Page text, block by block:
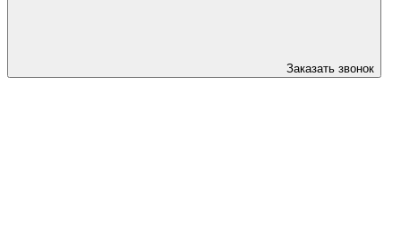
Заказать звонок